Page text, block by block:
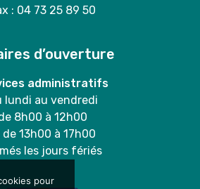
: 04 73 25 89 50
d’ouverture
administratifs
lundi au vendredi
8h00 à 12h00
13h00 à 17h00
les jours fériés
pour